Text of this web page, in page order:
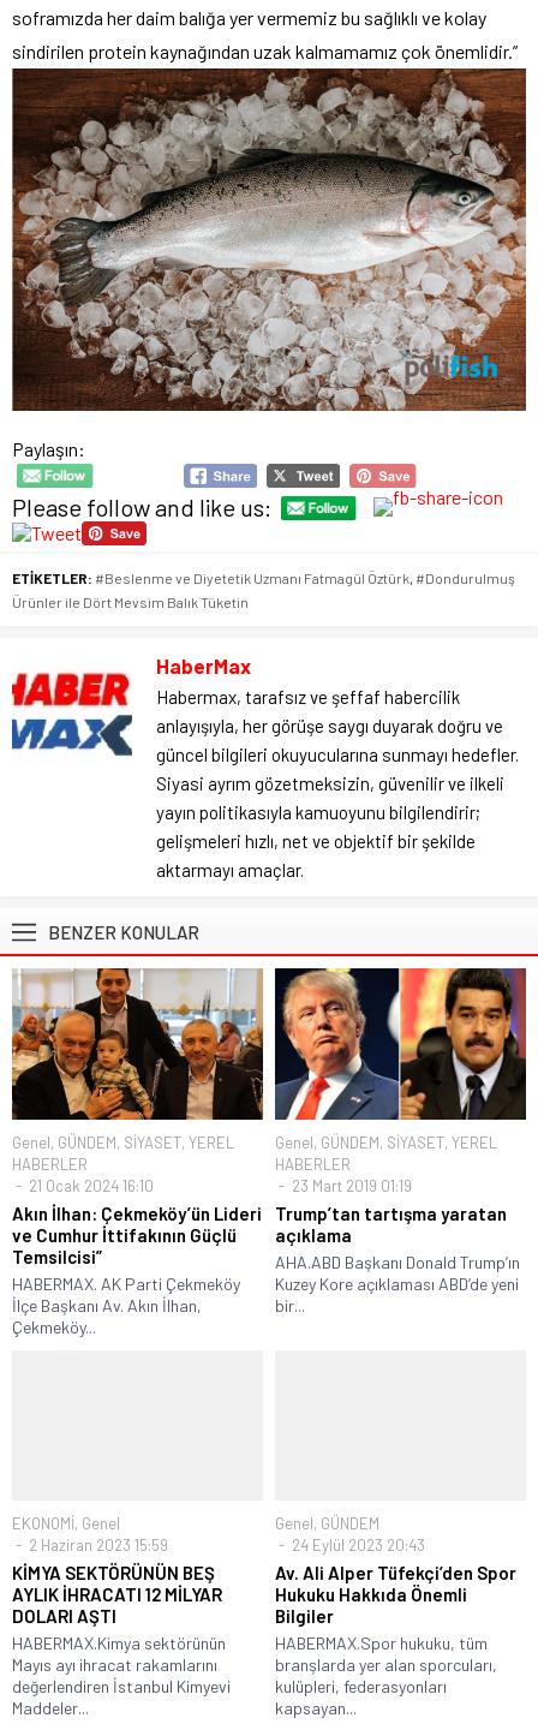
soframızda her daim balığa yer vermemiz bu sağlıklı ve kolay
sindirilen protein kaynağından uzak kalmamamız çok önemlidir.”
Paylaşın:
Please follow and like us:
ETİKETLER: #Beslenme ve Diyetetik Uzmanı Fatmagül Öztürk, #Dondurulmuş
Ürünler ile Dört Mevsim Balık Tüketin
HaberMax
Habermax, tarafsız ve şeffaf habercilik
anlayışıyla, her görüşe saygı duyarak doğru ve
güncel bilgileri okuyucularına sunmayı hedefler.
Siyasi ayrım gözetmeksizin, güvenilir ve ilkeli
yayın politikasıyla kamuoyunu bilgilendirir;
gelişmeleri hızlı, net ve objektif bir şekilde
aktarmayı amaçlar.
BENZER KONULAR
Genel, GÜNDEM, SİYASET, YEREL
HABERLER
21 Ocak 2024 16:10
Akın İlhan: Çekmeköy’ün Lideri
ve Cumhur İttifakının Güçlü
Temsilcisi”
HABERMAX. AK Parti Çekmeköy
İlçe Başkanı Av. Akın İlhan,
Çekmeköy...
Genel, GÜNDEM, SİYASET, YEREL
HABERLER
23 Mart 2019 01:19
Trump’tan tartışma yaratan
açıklama
AHA.ABD Başkanı Donald Trump’ın
Kuzey Kore açıklaması ABD’de yeni
bir...
EKONOMİ, Genel
2 Haziran 2023 15:59
KİMYA SEKTÖRÜNÜN BEŞ
AYLIK İHRACATI 12 MİLYAR
DOLARI AŞTI
HABERMAX.Kimya sektörünün
Mayıs ayı ihracat rakamlarını
değerlendiren İstanbul Kimyevi
Maddeler...
Genel, GÜNDEM
24 Eylül 2023 20:43
Av. Ali Alper Tüfekçi’den Spor
Hukuku Hakkıda Önemli
Bilgiler
HABERMAX.Spor hukuku, tüm
branşlarda yer alan sporcuları,
kulüpleri, federasyonları
kapsayan...